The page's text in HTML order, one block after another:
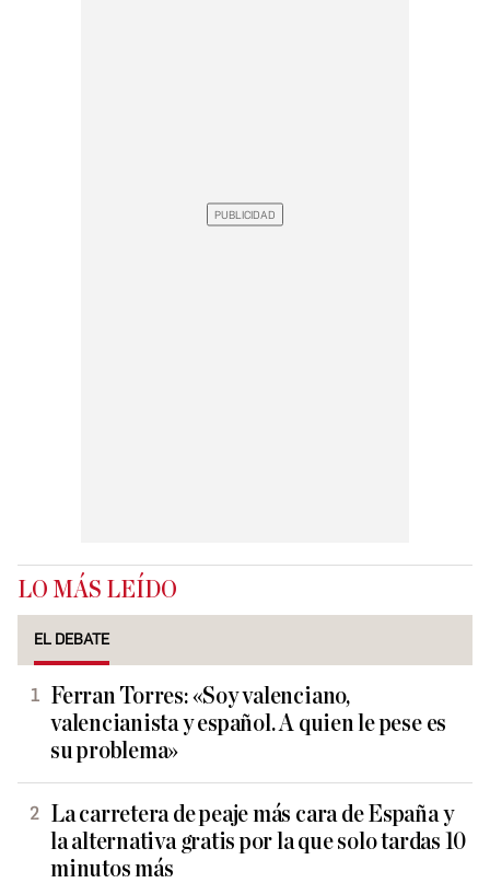
LO MÁS LEÍDO
EL DEBATE
Ferran Torres: «Soy valenciano,
valencianista y español. A quien le pese es
su problema»
La carretera de peaje más cara de España y
la alternativa gratis por la que solo tardas 10
minutos más